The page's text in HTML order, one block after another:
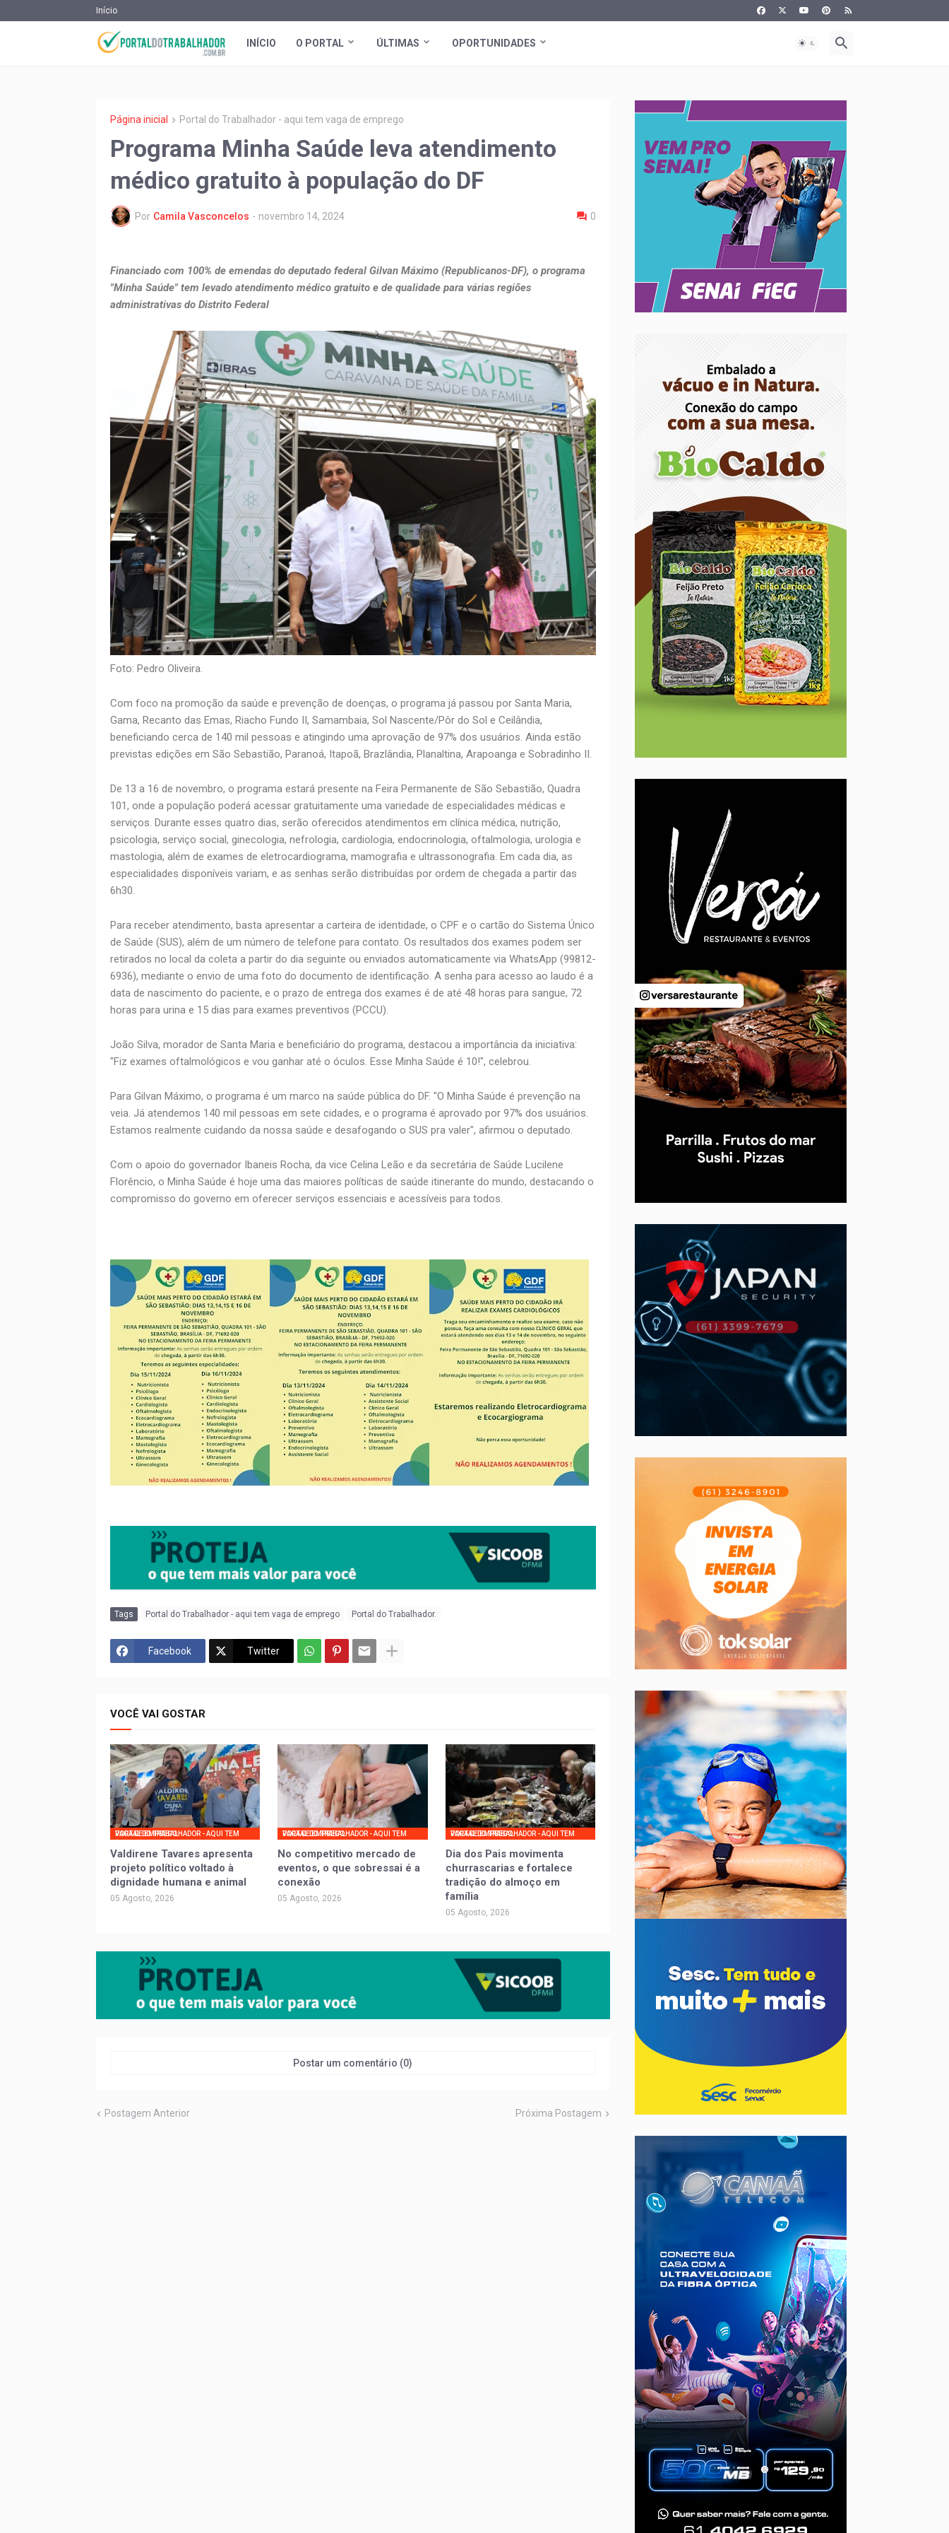
Início
INÍCIO O PORTAL ÚLTIMAS OPORTUNIDADES
Página inicial Portal do Trabalhador - aqui tem vaga de emprego
Programa Minha Saúde leva atendimento
médico gratuito à população do DF
Por Camila Vasconcelos - novembro 14, 2024 0
Financiado com 100% de emendas do deputado federal Gilvan Máximo (Republicanos-DF), o programa
"Minha Saúde" tem levado atendimento médico gratuito e de qualidade para várias regiões
administrativas do Distrito Federal
Foto: Pedro Oliveira.
Com foco na promoção da saúde e prevenção de doenças, o programa já passou por Santa Maria,
Gama, Recanto das Emas, Riacho Fundo II, Samambaia, Sol Nascente/Pôr do Sol e Ceilândia,
beneficiando cerca de 140 mil pessoas e atingindo uma aprovação de 97% dos usuários. Ainda estão
previstas edições em São Sebastião, Paranoá, Itapoã, Brazlândia, Planaltina, Arapoanga e Sobradinho II.
De 13 a 16 de novembro, o programa estará presente na Feira Permanente de São Sebastião, Quadra
101, onde a população poderá acessar gratuitamente uma variedade de especialidades médicas e
serviços. Durante esses quatro dias, serão oferecidos atendimentos em clínica médica, nutrição,
psicologia, serviço social, ginecologia, nefrologia, cardiologia, endocrinologia, oftalmologia, urologia e
mastologia, além de exames de eletrocardiograma, mamografia e ultrassonografia. Em cada dia, as
especialidades disponíveis variam, e as senhas serão distribuídas por ordem de chegada a partir das
6h30.
Para receber atendimento, basta apresentar a carteira de identidade, o CPF e o cartão do Sistema Único
de Saúde (SUS), além de um número de telefone para contato. Os resultados dos exames podem ser
retirados no local da coleta a partir do dia seguinte ou enviados automaticamente via WhatsApp (99812-
6936), mediante o envio de uma foto do documento de identificação. A senha para acesso ao laudo é a
data de nascimento do paciente, e o prazo de entrega dos exames é de até 48 horas para sangue, 72
horas para urina e 15 dias para exames preventivos (PCCU).
João Silva, morador de Santa Maria e beneficiário do programa, destacou a importância da iniciativa:
"Fiz exames oftalmológicos e vou ganhar até o óculos. Esse Minha Saúde é 10!", celebrou.
Para Gilvan Máximo, o programa é um marco na saúde pública do DF. "O Minha Saúde é prevenção na
veia. Já atendemos 140 mil pessoas em sete cidades, e o programa é aprovado por 97% dos usuários.
Estamos realmente cuidando da nossa saúde e desafogando o SUS pra valer", afirmou o deputado.
Com o apoio do governador Ibaneis Rocha, da vice Celina Leão e da secretária de Saúde Lucilene
Florêncio, o Minha Saúde é hoje uma das maiores políticas de saúde itinerante do mundo, destacando o
compromisso do governo em oferecer serviços essenciais e acessíveis para todos.
Tags Portal do Trabalhador - aqui tem vaga de emprego Portal do Trabalhador.
Facebook Twitter
VOCÊ VAI GOSTAR
PORTAL DO TRABALHADOR - AQUI TEM VAGA DE EMPREGO
Valdirene Tavares apresenta
projeto político voltado à
dignidade humana e animal
05 Agosto, 2026
PORTAL DO TRABALHADOR - AQUI TEM VAGA DE EMPREGO
No competitivo mercado de
eventos, o que sobressai é a
conexão
05 Agosto, 2026
PORTAL DO TRABALHADOR - AQUI TEM VAGA DE EMPREGO
Dia dos Pais movimenta
churrascarias e fortalece
tradição do almoço em
família
05 Agosto, 2026
Postar um comentário (0)
Postagem Anterior Próxima Postagem